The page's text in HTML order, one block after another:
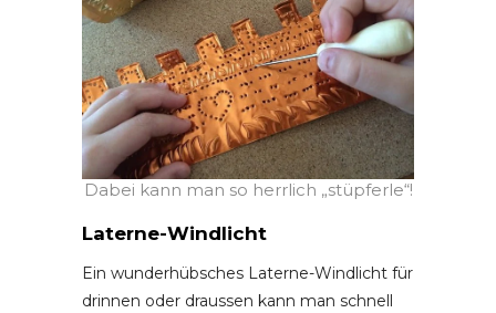
Dabei kann man so herrlich „stüpferle“!
Laterne-Windlicht
Ein wunderhübsches Laterne-Windlicht für
drinnen oder draussen kann man schnell